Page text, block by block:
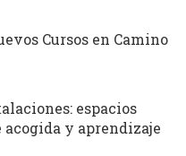
Cursos en Camino
espacios
y aprendizaje